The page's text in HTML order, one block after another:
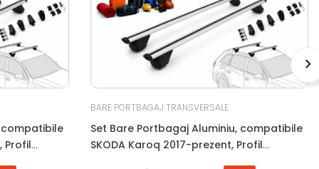
compatibile
Profil
BARE PORTBAGAJ TRANSVERSALE
Set Bare Portbagaj Aluminiu, compatibile
SKODA Karoq 2017-prezent, Profil